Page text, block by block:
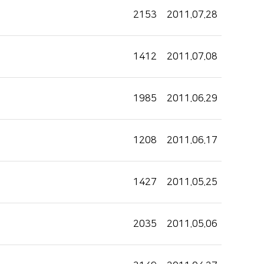
2153 2011.07.28
1412 2011.07.08
1985 2011.06.29
1208 2011.06.17
1427 2011.05.25
2035 2011.05.06